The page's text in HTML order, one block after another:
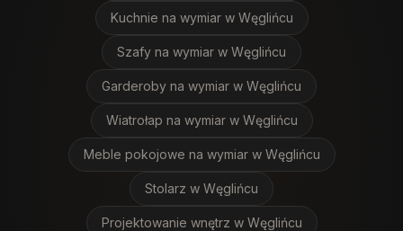
Kuchnie na wymiar w Węglińcu
Szafy na wymiar w Węglińcu
Garderoby na wymiar w Węglińcu
Wiatrołap na wymiar w Węglińcu
Meble pokojowe na wymiar w Węglińcu
Stolarz w Węglińcu
Projektowanie wnętrz w Węglińcu